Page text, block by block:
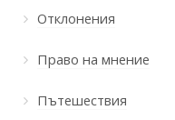
Отклонения
Право на мнение
Пътешествия